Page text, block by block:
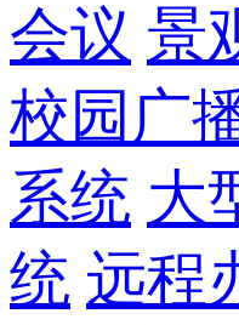
会议 景
校园广
系统 大
统 远程